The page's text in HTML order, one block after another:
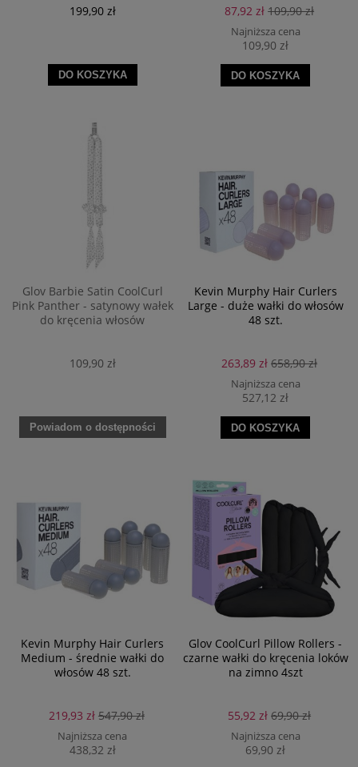
199,90 zł
DO KOSZYKA
87,92 zł 109,90 zł
Najniższa cena
109,90 zł
DO KOSZYKA
Glov Barbie Satin CoolCurl
Pink Panther - satynowy wałek
do kręcenia włosów
109,90 zł
Powiadom o dostępności
Kevin Murphy Hair Curlers
Large - duże wałki do włosów
48 szt.
263,89 zł 658,90 zł
Najniższa cena
527,12 zł
DO KOSZYKA
Kevin Murphy Hair Curlers
Medium - średnie wałki do
włosów 48 szt.
219,93 zł 547,90 zł
Najniższa cena
438,32 zł
Glov CoolCurl Pillow Rollers -
czarne wałki do kręcenia loków
na zimno 4szt
55,92 zł 69,90 zł
Najniższa cena
69,90 zł